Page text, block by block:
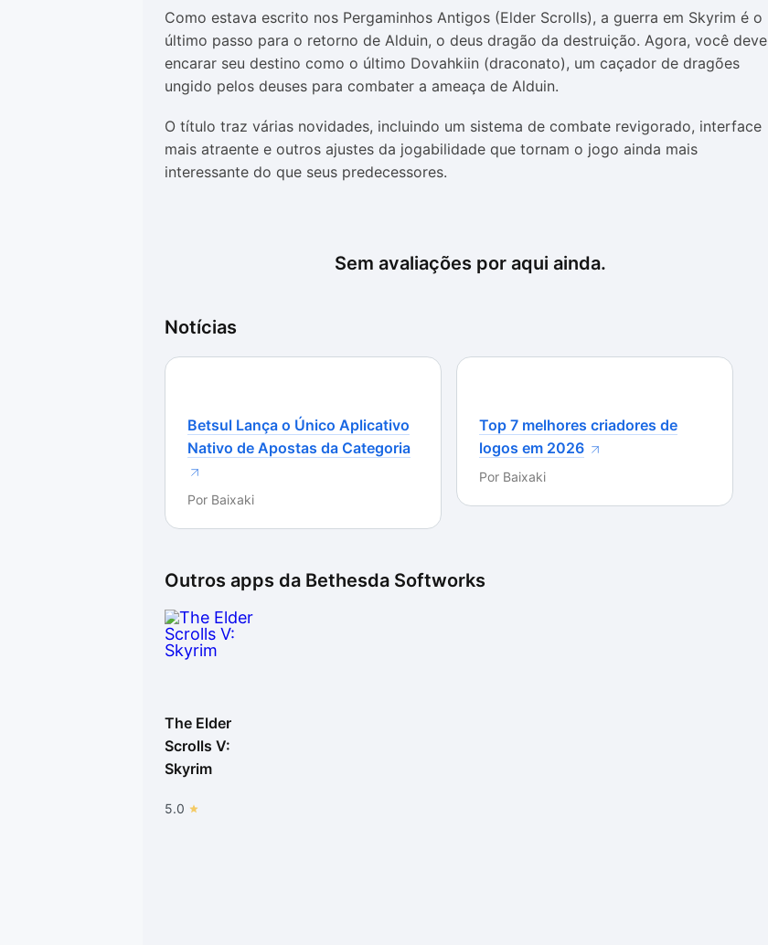
Como estava escrito nos Pergaminhos Antigos (Elder Scrolls), a guerra em Skyrim é o
último passo para o retorno de Alduin, o deus dragão da destruição. Agora, você deve
encarar seu destino como o último Dovahkiin (draconato), um caçador de dragões
ungido pelos deuses para combater a ameaça de Alduin.
O título traz várias novidades, incluindo um sistema de combate revigorado, interface
mais atraente e outros ajustes da jogabilidade que tornam o jogo ainda mais
interessante do que seus predecessores.
Sem avaliações por aqui ainda.
Notícias
Betsul Lança o Único Aplicativo
Nativo de Apostas da Categoria
Por Baixaki
Top 7 melhores criadores de
logos em 2026
Por Baixaki
Outros apps da Bethesda Softworks
The Elder
Scrolls V:
Skyrim
5.0